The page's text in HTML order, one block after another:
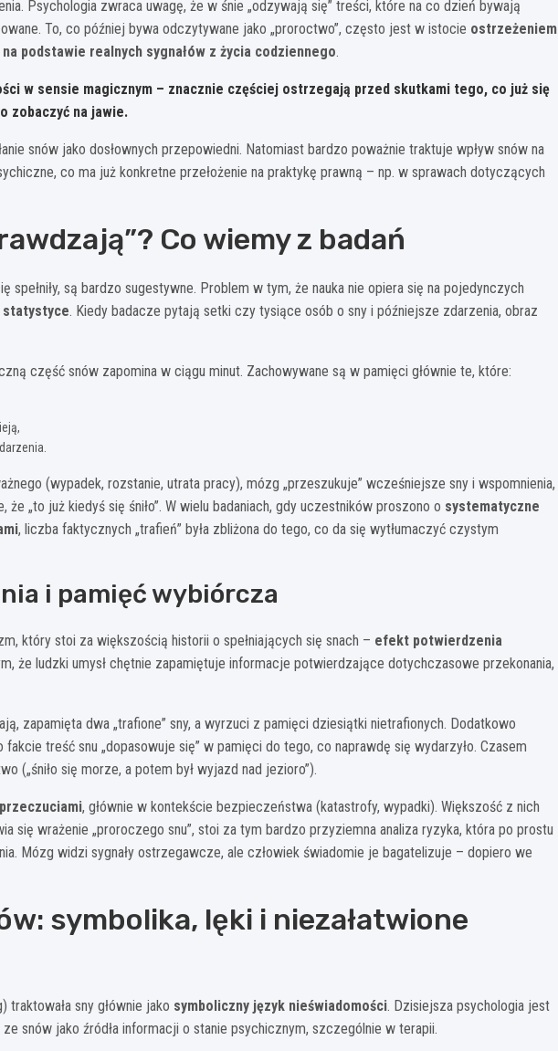
Psychologia zwraca uwagę, że w śnie „odzywają się” treści, które na co dzień bywają
To, co później bywa odczytywane jako „proroctwo”, często jest w istocie ostrzeżeniem
podstawie realnych sygnałów z życia codziennego.
w sensie magicznym – znacznie częściej ostrzegają przed skutkami tego, co już się
zobaczyć na jawie.
snów jako dosłownych przepowiedni. Natomiast bardzo poważnie traktuje wpływ snów na
co ma już konkretne przełożenie na praktykę prawną – np. w sprawach dotyczących
Co wiemy z badań
spełniły, są bardzo sugestywne. Problem w tym, że nauka nie opiera się na pojedynczych
statystyce. Kiedy badacze pytają setki czy tysiące osób o sny i późniejsze zdarzenia, obraz
część snów zapomina w ciągu minut. Zachowywane są w pamięci głównie te, które:
(wypadek, rozstanie, utrata pracy), mózg „przeszukuje” wcześniejsze sny i wspomnienia,
„to już kiedyś się śniło”. W wielu badaniach, gdy uczestników proszono o systematyczne
, liczba faktycznych „trafień” była zbliżona do tego, co da się wytłumaczyć czystym
i pamięć wybiórcza
który stoi za większością historii o spełniających się snach – efekt potwierdzenia
że ludzki umysł chętnie zapamiętuje informacje potwierdzające dotychczasowe przekonania,
zapamięta dwa „trafione” sny, a wyrzuci z pamięci dziesiątki nietrafionych. Dodatkowo
fakcie treść snu „dopasowuje się” w pamięci do tego, co naprawdę się wydarzyło. Czasem
(„śniło się morze, a potem był wyjazd nad jezioro”).
przeczuciami, głównie w kontekście bezpieczeństwa (katastrofy, wypadki). Większość z nich
się wrażenie „proroczego snu”, stoi za tym bardzo przyziemna analiza ryzyka, która po prostu
Mózg widzi sygnały ostrzegawcze, ale człowiek świadomie je bagatelizuje – dopiero we
symbolika, lęki i niezałatwione
traktowała sny głównie jako symboliczny język nieświadomości. Dzisiejsza psychologia jest
snów jako źródła informacji o stanie psychicznym, szczególnie w terapii.